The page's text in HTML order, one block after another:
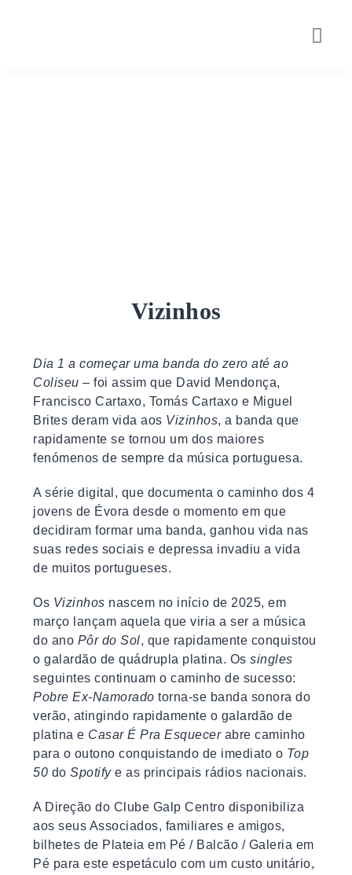
Vizinhos
Dia 1 a começar uma banda do zero até ao
Coliseu – foi assim que David Mendonça,
Francisco Cartaxo, Tomás Cartaxo e Miguel
Brites deram vida aos Vizinhos, a banda que
rapidamente se tornou um dos maiores
fenómenos de sempre da música portuguesa.
A série digital, que documenta o caminho dos 4
jovens de Évora desde o momento em que
decidiram formar uma banda, ganhou vida nas
suas redes sociais e depressa invadiu a vida
de muitos portugueses.
Os Vizinhos nascem no início de 2025, em
março lançam aquela que viria a ser a música
do ano Pôr do Sol, que rapidamente conquistou
o galardão de quádrupla platina. Ossingles
seguintes continuam o caminho de sucesso:
Pobre Ex-Namorado torna-se banda sonora do
verão, atingindo rapidamente o galardão de
platina e Casar É Pra Esquecerabre caminho
para o outono conquistando de imediato o Top
50 doSpotifye as principais rádios nacionais.
A Direção do Clube Galp Centro disponibiliza
aos seus Associados, familiares e amigos,
bilhetes de Plateia em Pé / Balcão / Galeria em
Pé para este espetáculo com um custo unitário,